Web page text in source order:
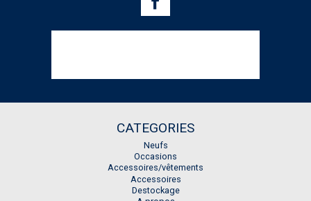
CATEGORIES
Neufs
Occasions
Accessoires/vêtements
Accessoires
Destockage